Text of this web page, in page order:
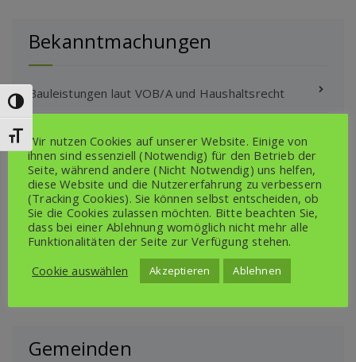
Umschalten auf hohe Kontraste
Schrift vergrößern
Bekanntmachungen
Bauleistungen laut VOB/A und Haushaltsrecht
Klimaschutz- und ÖPNV Projekte
Satzungen Amt/Gemeinden/Schulverband
Sonstige Bekanntmachungen
Amt/Gemeinden/Schulverband
Gemeinden
Wir nutzen Cookies auf unserer Website. Einige von
ihnen sind essenziell (Notwendig) für den Betrieb der
Seite, während andere (Nicht Notwendig) uns helfen,
diese Website und die Nutzererfahrung zu verbessern
(Tracking Cookies). Sie können selbst entscheiden, ob
Sie die Cookies zulassen möchten. Bitte beachten Sie,
dass bei einer Ablehnung womöglich nicht mehr alle
Funktionalitäten der Seite zur Verfügung stehen.
Cookie auswählen
Akzeptieren Ablehnen